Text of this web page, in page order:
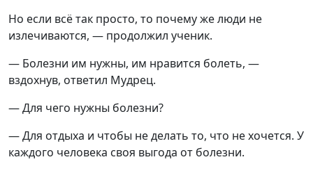
Но если всё так просто, то почему же люди не
излечиваются, — продолжил ученик.
— Болезни им нужны, им нравится болеть, —
вздохнув, ответил Мудрец.
— Для чего нужны болезни?
— Для отдыха и чтобы не делать то, что не хочется. У
каждого человека своя выгода от болезни.